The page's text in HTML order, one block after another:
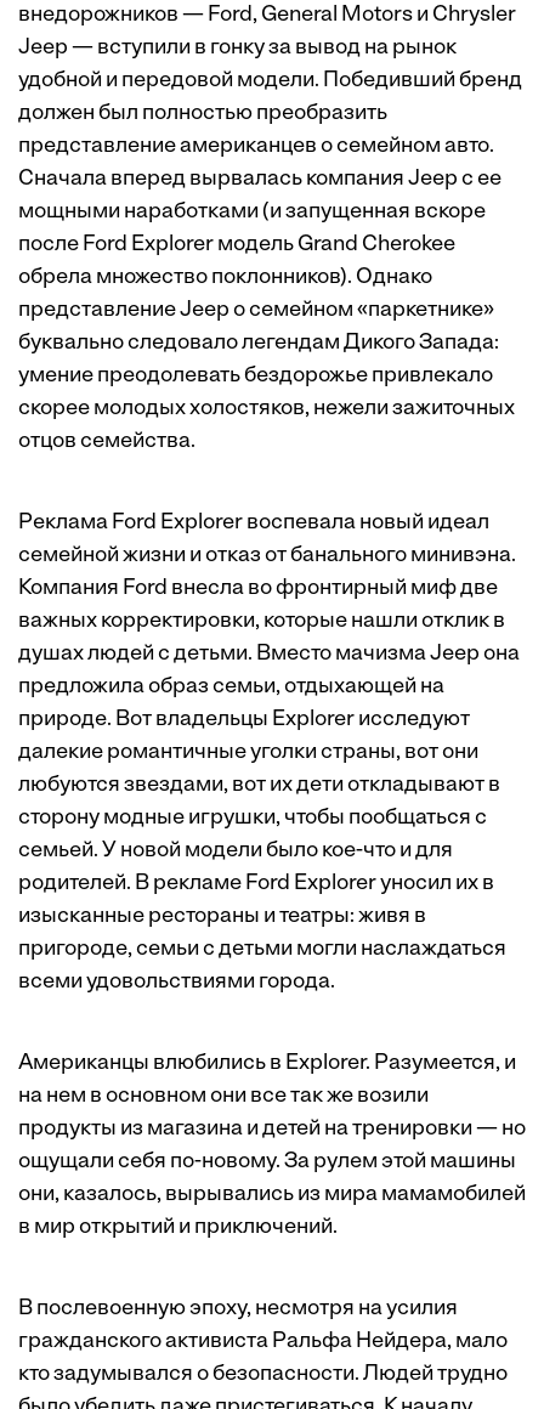
внедорожников — Ford, General Motors и Chrysler
Jeep — вступили в гонку за вывод на рынок
удобной и передовой модели. Победивший бренд
должен был полностью преобразить
представление американцев о семейном авто.
Сначала вперед вырвалась компания Jeep с ее
мощными наработками (и запущенная вскоре
после Ford Explorer модель Grand Cherokee
обрела множество поклонников). Однако
представление Jeep о семейном «паркетнике»
буквально следовало легендам Дикого Запада:
умение преодолевать бездорожье привлекало
скорее молодых холостяков, нежели зажиточных
отцов семейства.
Реклама Ford Explorer воспевала новый идеал
семейной жизни и отказ от банального минивэна.
Компания Ford внесла во фронтирный миф две
важных корректировки, которые нашли отклик в
душах людей с детьми. Вместо мачизма Jeep она
предложила образ семьи, отдыхающей на
природе. Вот владельцы Explorer исследуют
далекие романтичные уголки страны, вот они
любуются звездами, вот их дети откладывают в
сторону модные игрушки, чтобы пообщаться с
семьей. У новой модели было кое-что и для
родителей. В рекламе Ford Explorer уносил их в
изысканные рестораны и театры: живя в
пригороде, семьи с детьми могли наслаждаться
всеми удовольствиями города.
Американцы влюбились в Explorer. Разумеется, и
на нем в основном они все так же возили
продукты из магазина и детей на тренировки — но
ощущали себя по-новому. За рулем этой машины
они, казалось, вырывались из мира мамамобилей
в мир открытий и приключений.
В послевоенную эпоху, несмотря на усилия
гражданского активиста Ральфа Нейдера, мало
кто задумывался о безопасности. Людей трудно